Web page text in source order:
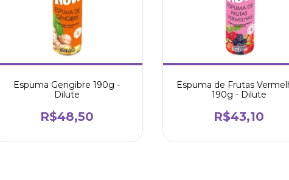
Espuma Gengibre 190g -
Dilute
R$48,50
Espuma de Frutas
190g - Dilute
R$43,10